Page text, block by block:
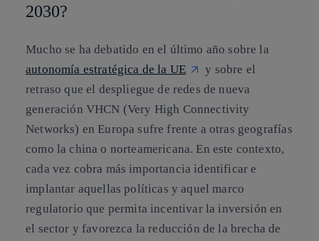
2030?
Mucho se ha debatido en el último año sobre la
autonomía estratégica de la UE
y sobre el
retraso que el despliegue de redes de nueva
generación VHCN (Very High Connectivity
Networks) en Europa sufre frente a otras geografías
como la china o norteamericana. En este contexto,
cada vez cobra más importancia identificar e
implantar aquellas políticas y aquel marco
regulatorio que permita incentivar la inversión en
el sector y favorezca la reducción de la brecha de